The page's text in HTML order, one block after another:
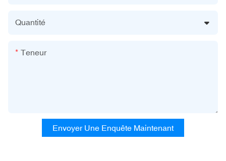
Quantité
Teneur
Envoyer Une Enquête Maintenant